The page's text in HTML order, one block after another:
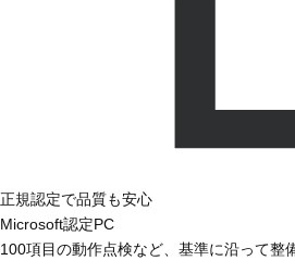
正規認定で品質も安心
Microsoft認定PC
100項目の動作点検など、基準に沿って整